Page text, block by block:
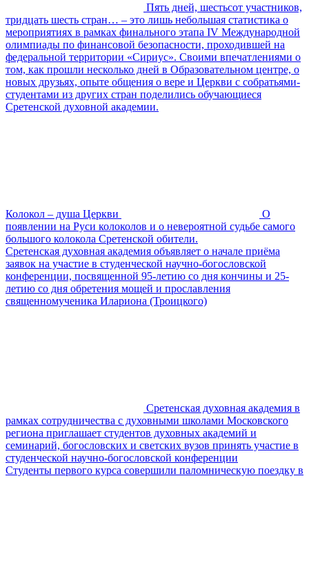
Пять дней, шестьсот участников,
тридцать шесть стран… – это лишь небольшая статистика о
мероприятиях в рамках финального этапа IV Международной
олимпиады по финансовой безопасности, проходившей на
федеральной территории «Сириус». Своими впечатлениями о
том, как прошли несколько дней в Образовательном центре, о
новых друзьях, опыте общения о вере и Церкви с собратьями-
студентами из других стран поделились обучающиеся
Сретенской духовной академии.
Колокол – душа Церкви
О
появлении на Руси колоколов и о невероятной судьбе самого
большого колокола Сретенской обители.
Сретенская духовная академия объявляет о начале приёма
заявок на участие в студенческой научно-богословской
конференции, посвященной 95-летию со дня кончины и 25-
летию со дня обретения мощей и прославления
священномученика Илариона (Троицкого)
Сретенская духовная академия в
рамках сотрудничества с духовными школами Московского
региона приглашает студентов духовных академий и
семинарий, богословских и светских вузов принять участие в
студенческой научно-богословской конференции
Студенты первого курса совершили паломническую поездку в